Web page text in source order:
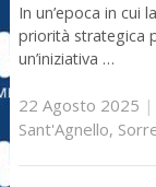
In un’epoca in cui
priorità strategica
un’iniziativa …
22 Agosto 2025 |
Sant'Agnello,